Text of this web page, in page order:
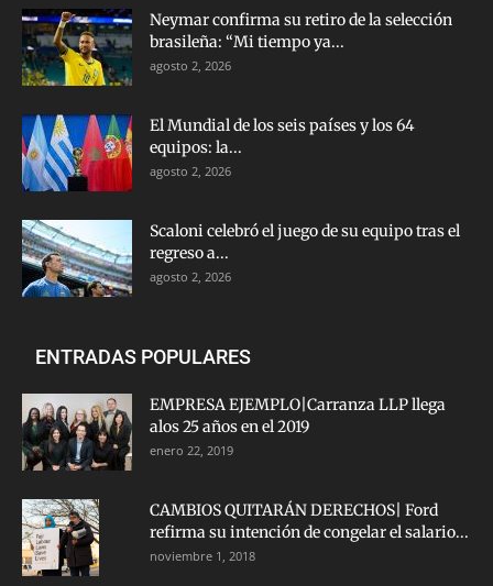
Neymar confirma su retiro de la selección
brasileña: “Mi tiempo ya...
agosto 2, 2026
El Mundial de los seis países y los 64
equipos: la...
agosto 2, 2026
Scaloni celebró el juego de su equipo tras el
regreso a...
agosto 2, 2026
ENTRADAS POPULARES
EMPRESA EJEMPLO|Carranza LLP llega
alos 25 años en el 2019
enero 22, 2019
CAMBIOS QUITARÁN DERECHOS| Ford
refirma su intención de congelar el salario...
noviembre 1, 2018